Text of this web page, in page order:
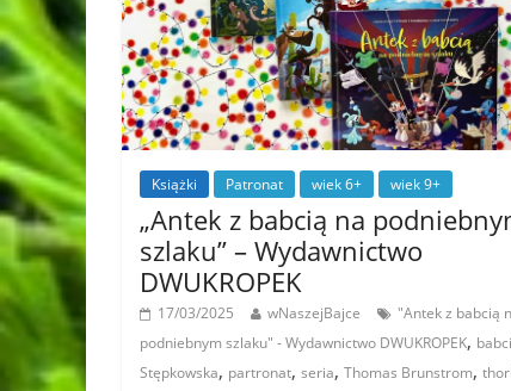
Książki Patronat wiek 6+ wiek 9+
„Antek z babcią na
szlaku” – Wydawnictwo
DWUKROPEK
17/03/2025 wNaszejBajce
"Antek z babcią
podniebnym szlaku" - Wydawnictwo DWUKROPEK,
Stępkowska, partronat, seria, Thomas Brunstrom,